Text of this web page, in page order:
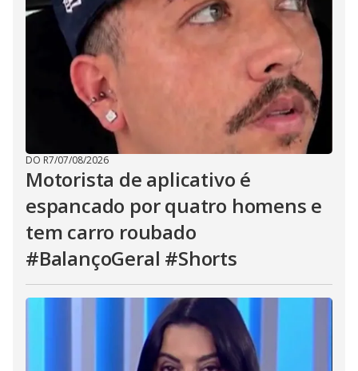
DO R7/07/08/2026
Motorista de aplicativo é
espancado por quatro homens e
tem carro roubado
#BalançoGeral #Shorts